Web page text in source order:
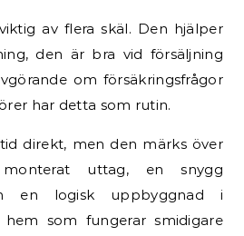
av flera skäl. Den hjälper
den är bra vid försäljning
om försäkringsfrågor
har detta som rutin.
direkt, men den märks över
uttag, en snygg
en logisk uppbyggnad i
som fungerar smidigare